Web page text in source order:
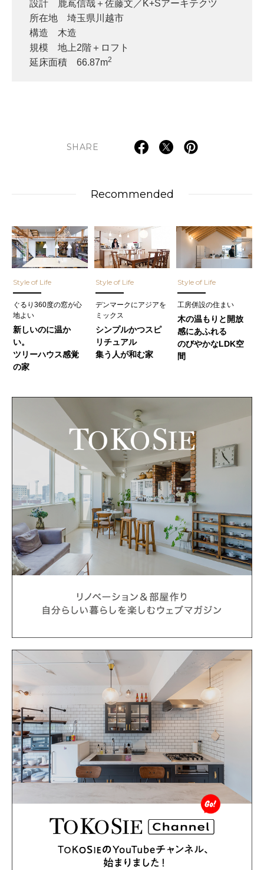
設計 鹿嶌信哉＋佐藤文／K+Sアーキテクツ
所在地 埼玉県川越市
構造 木造
規模 地上2階＋ロフト
延床面積 66.87m2
SHARE
Recommended
Style of Life
ぐるり360度の窓が心
地よい
新しいのに温か
い。
ツリーハウス感覚
の家
Style of Life
デンマークにアジアを
ミックス
シンプルかつスピ
リチュアル
集う人が和む家
Style of Life
工房併設の住まい
木の温もりと開放
感にあふれる
のびやかなLDK空
間